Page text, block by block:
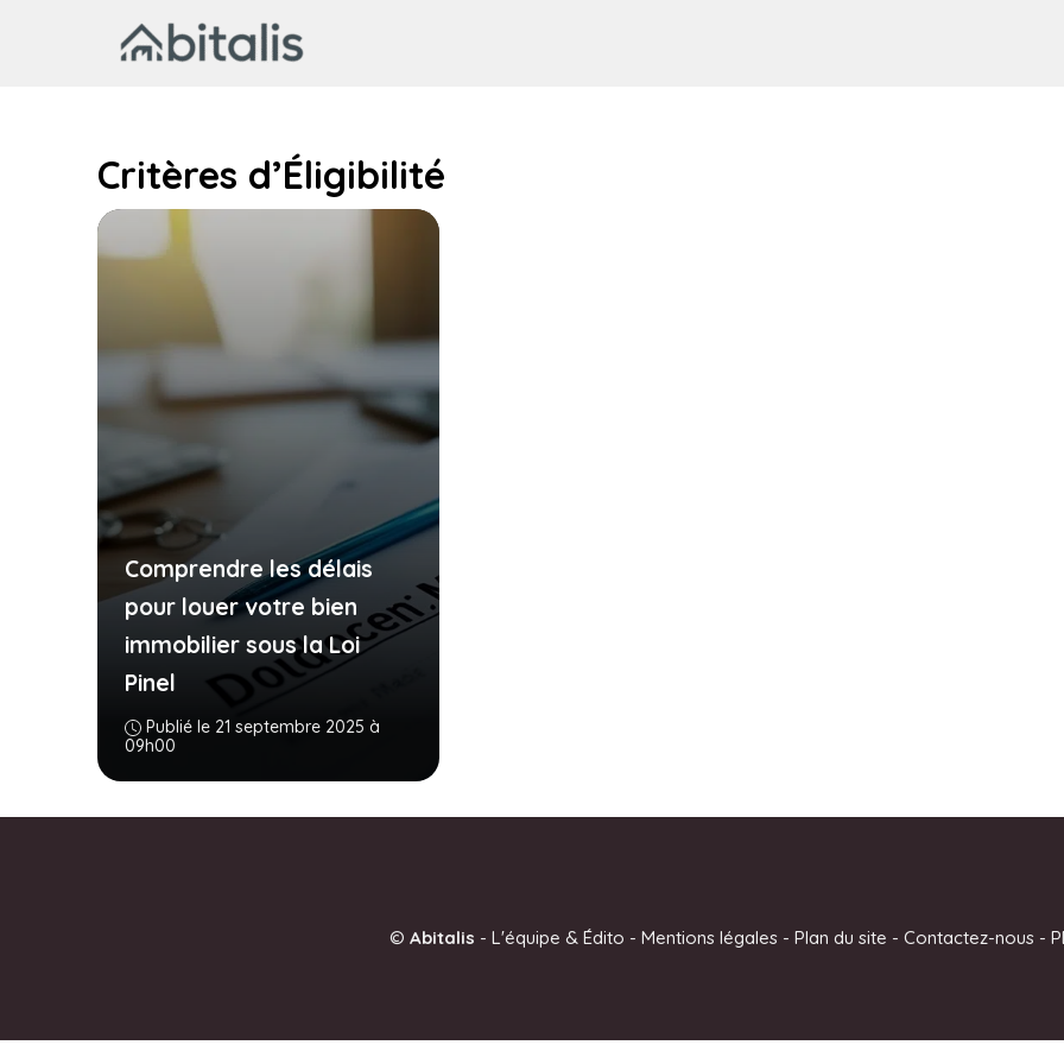
Critères d’Éligibilité
Comprendre les délais
pour louer votre bien
immobilier sous la Loi
Pinel
Publié le 21 septembre 2025 à
09h00
© Abitalis - L'équipe & Édito - Mentions légales- Plan du site - Contactez-nous-